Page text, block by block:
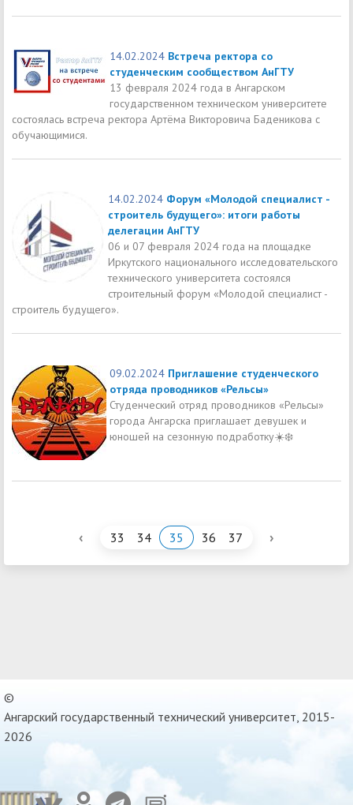
14.02.2024 Встреча ректора со
студенческим сообществом АнГТУ
13 февраля 2024 года в Ангарском
государственном техническом университете
состоялась встреча ректора Артёма Викторовича Баденикова с
обучающимися.
14.02.2024 Форум «Молодой специалист -
строитель будущего»: итоги работы
делегации АнГТУ
06 и 07 февраля 2024 года на площадке
Иркутского национального исследовательского
технического университета состоялся
строительный форум «Молодой специалист -
строитель будущего».
09.02.2024 Приглашение студенческого
отряда проводников «Рельсы»
Студенческий отряд проводников «Рельсы»
города Ангарска приглашает девушек и
юношей на сезонную подработку☀️❄️
‹ 33 34 35 36 37 ›
©
Ангарский государственный технический университет, 2015-
2026